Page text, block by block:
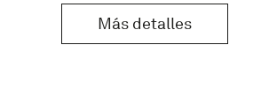
Más detalles